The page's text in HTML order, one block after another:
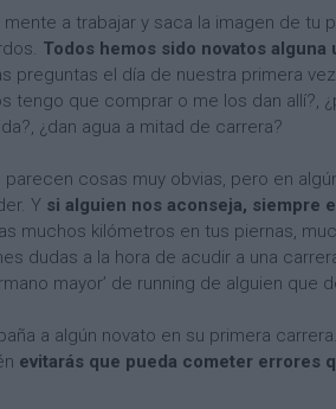
mente a trabajar y saca la imagen de tu
Todos hemos sido novatos alguna
preguntas el día de nuestra primera
tengo que comprar o me los dan allí?,
¿dan agua a mitad de carrera?
parecen cosas muy obvias, pero en
Y si alguien nos aconseja, siempre
muchos kilómetros en tus piernas,
dudas a la hora de acudir a una
mayor’ de running de alguien que
a algún novato en su primera
evitarás que pueda cometer errores